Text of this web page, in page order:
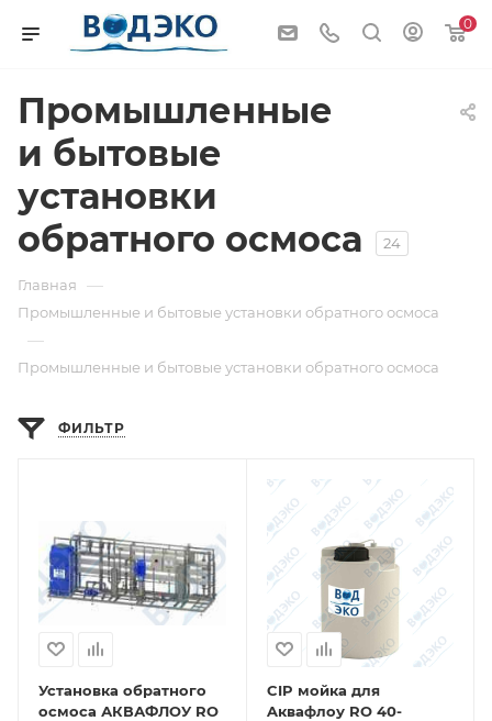
0
Промышленные
и бытовые
установки
обратного осмоса
24
Главная —
Промышленные и бытовые установки обратного осмоса
—
Промышленные и бытовые установки обратного осмоса
ФИЛЬТР
Установка обратного
осмоса АКВАФЛОУ RO
CIP мойка для
Aквафлоу RO 40-